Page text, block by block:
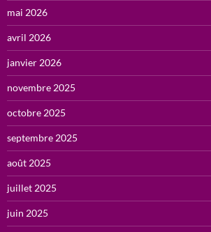
mai 2026
avril 2026
janvier 2026
novembre 2025
octobre 2025
septembre 2025
août 2025
juillet 2025
juin 2025